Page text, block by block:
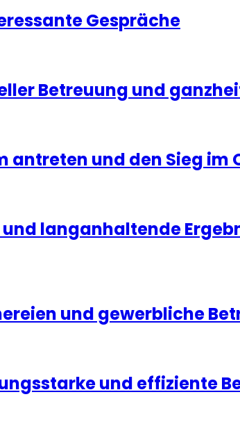
Gespräche
Betreuung und
antreten und den Sieg im
langanhaltende
und gewerbliche
und effiziente